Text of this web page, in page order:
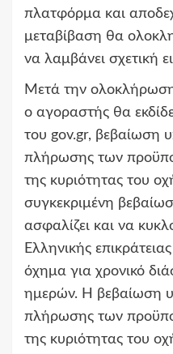
πλατφόρμα και
μεταβίβαση θα
να λαμβάνει σχετική
Μετά την
ο αγοραστής θα
του gov.gr, βεβαίωση
πλήρωσης των
της κυριότητας του
συγκεκριμένη
ασφαλίζει και να
Ελληνικής
όχημα για χρονικό
ημερών. Η βεβαίωση
πλήρωσης των
της κυριότητας του